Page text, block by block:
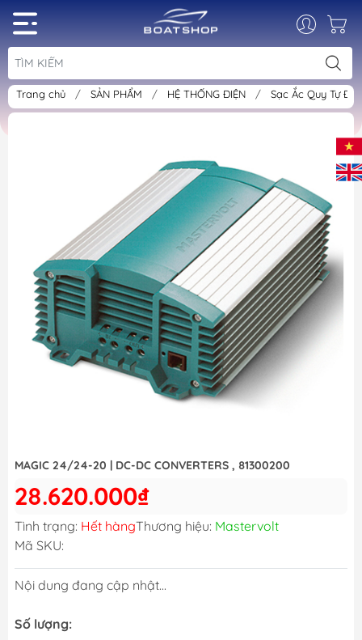
Trang chủ / SẢN PHẨM / HỆ THỐNG ĐIỆN / Sạc Ắc Quy Tự
MAGIC 24/24-20 | DC-DC CONVERTERS , 81300200
28.620.000₫
Tình trạng: Hết hàngThương hiệu: Mastervolt
Mã SKU:
Nội dung đang cập nhật...
Số lượng: